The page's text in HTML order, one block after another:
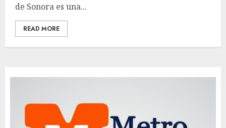
de Sonora es una...
READ MORE